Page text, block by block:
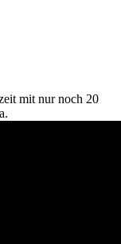
mit nur noch 20